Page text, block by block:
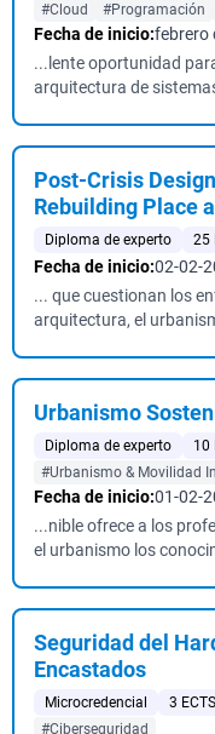
#Cloud
#Programación
Fecha de inicio:febrero
...lente oportunidad
arquitectura de
Post-Crisis
Rebuilding Place
Diploma de experto 25
Fecha de inicio:02-02-
... que cuestionan los
arquitectura, el
Urbanismo
Diploma de experto 10
#Urbanismo & Movilidad
Fecha de inicio:01-02-
...nible ofrece a los
el urbanismo los
Seguridad del
Encastados
Microcredencial 3 ECTS
#Ciberseguridad